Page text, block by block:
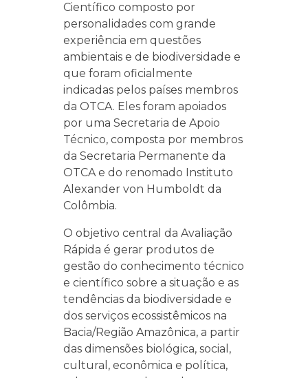
Científico composto por
personalidades com grande
experiência em questões
ambientais e de biodiversidade e
que foram oficialmente
indicadas pelos países membros
da OTCA. Eles foram apoiados
por uma Secretaria de Apoio
Técnico, composta por membros
da Secretaria Permanente da
OTCA e do renomado Instituto
Alexander von Humboldt da
Colômbia.
O objetivo central da Avaliação
Rápida é gerar produtos de
gestão do conhecimento técnico
e científico sobre a situação e as
tendências da biodiversidade e
dos serviços ecossistêmicos na
Bacia/Região Amazônica, a partir
das dimensões biológica, social,
cultural, econômica e política,